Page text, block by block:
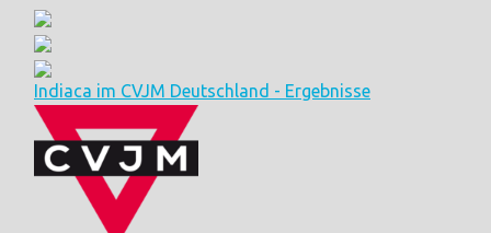
Indiaca im CVJM Deutschland - Ergebnisse